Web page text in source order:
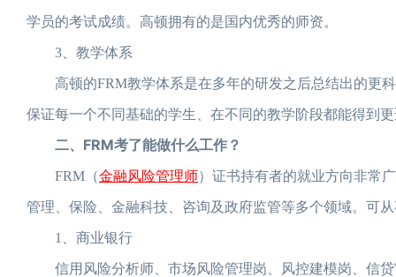
学员的考试成绩。高顿拥有的是国内优秀的师资。
3、教学体系
高顿的FRM教学体系是在多年的研发之后总结出的更科
保证每一个不同基础的学生、在不同的教学阶段都能得到
二、FRM考了能做什么工作？
FRM（金融风险管理师）证书持有者的就业方向非常
管理、保险、金融科技、咨询及政府监管等多个领域。‌‌可
1、商业银行
信用风险分析师、市场风险管理岗、风控建模岗、信贷